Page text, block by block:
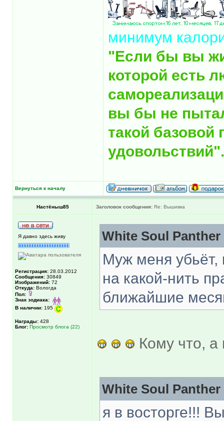
минимум
"Если бы вы
которой есть
вы бы не
такой базовой
удовольствий".
Вернуться к началу
Настёныш85 Заголовок сообщения: Re: Вышивка
Я давно здесь живу
Регистрация: 28.03.2012
Сообщения: 30849
Изображений: 72
Откуда: Вологда
Пол:
Знак зодиака:
В наличии: 195
Награды: 428
Блог: Просмотр блога (22)
White Soul
Муж меня убьёт,
на какой-нить
ближайшие
Кому что,
White Soul
я в восторге!!!